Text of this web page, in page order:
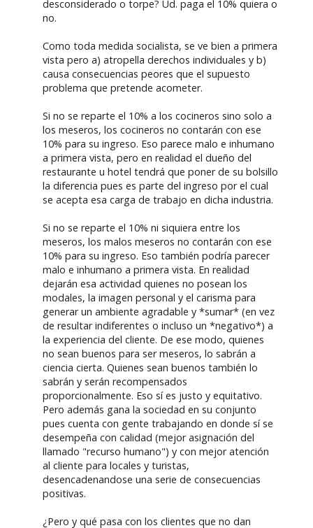
desconsiderado o torpe? Ud. paga el 10% quiera o
no.
Como toda medida socialista, se ve bien a primera
vista pero a) atropella derechos individuales y b)
causa consecuencias peores que el supuesto
problema que pretende acometer.
Si no se reparte el 10% a los cocineros sino solo a
los meseros, los cocineros no contarán con ese
10% para su ingreso. Eso parece malo e inhumano
a primera vista, pero en realidad el dueño del
restaurante u hotel tendrá que poner de su bolsillo
la diferencia pues es parte del ingreso por el cual
se acepta esa carga de trabajo en dicha industria.
Si no se reparte el 10% ni siquiera entre los
meseros, los malos meseros no contarán con ese
10% para su ingreso. Eso también podría parecer
malo e inhumano a primera vista. En realidad
dejarán esa actividad quienes no posean los
modales, la imagen personal y el carisma para
generar un ambiente agradable y *sumar* (en vez
de resultar indiferentes o incluso un *negativo*) a
la experiencia del cliente. De ese modo, quienes
no sean buenos para ser meseros, lo sabrán a
ciencia cierta. Quienes sean buenos también lo
sabrán y serán recompensados
proporcionalmente. Eso sí es justo y equitativo.
Pero además gana la sociedad en su conjunto
pues cuenta con gente trabajando en donde sí se
desempeña con calidad (mejor asignación del
llamado "recurso humano") y con mejor atención
al cliente para locales y turistas,
desencadenandose una serie de consecuencias
positivas.
¿Pero y qué pasa con los clientes que no dan